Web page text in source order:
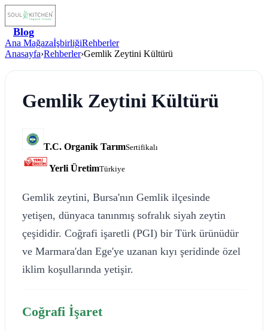
Blog
Ana MağazaİşbirliğiRehberler
Anasayfa›Rehberler›Gemlik Zeytini Kültürü
Gemlik Zeytini Kültürü
T.C. Organik TarımSertifikalı
Yerli ÜretimTürkiye
Gemlik zeytini, Bursa'nın Gemlik ilçesinde
yetişen, dünyaca tanınmış sofralık siyah zeytin
çeşididir. Coğrafi işaretli (PGI) bir Türk ürünüdür
ve Marmara'dan Ege'ye uzanan kıyı şeridinde özel
iklim koşullarında yetişir.
Coğrafi İşaret